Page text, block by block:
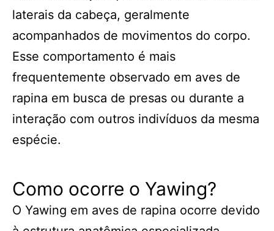
laterais da cabeça, geralmente
acompanhados de movimentos do corpo.
Esse comportamento é mais
frequentemente observado em aves de
rapina em busca de presas ou durante a
interação com outros indivíduos da mesma
espécie.
Como ocorre o Yawing?
O Yawing em aves de rapina ocorre devido